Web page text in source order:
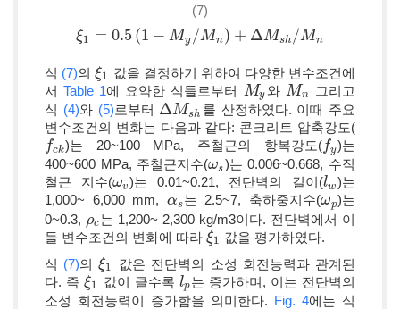
(7)
ξ1 = 0.5(1 − My /Mn ) + ΔMsh /Mn
ξ1 =0.5(1− My/Mn)+ΔMsh /Mn
식 (7)의ξ1
ξ1 값을 결정하기 위하여 다양한 변수조건에
서Table 1에 요약한 식들로부터 My
My 와 Mn
Mn
그리고
식 (4)와 (5)로부터 ΔMsh
ΔMsh
를 산정하였다. 이때 주요
변수조건의 변화는 다음과 같다: 콘크리트 압축강도(
fck
fck)는 20~100 MPa, 주철근의 항복강도(fy
fy )는
400~600 MPa, 주철근지수(ωs
ωs)는 0.006~0.668, 수직
철근 지수(ωv
ωv)는 0.01~0.21, 전단벽의 길이(lw
lw)는
1,000~ 6,000 mm, αs
αs는 2.5~7, 축하중지수(ωp
ωp)는
0~0.3, ρc
ρc는 1,200~ 2,300 kg/m3이다. 전단벽에서 이
들 변수조건의 변화에 따라 ξ1
ξ1 값을 평가하였다.
식 (7)의ξ1
ξ1
값은 전단벽의 소성 회전능력과 관계된
다. 즉ξ1
ξ1 값이 클수록 lp
lp는 증가하며, 이는 전단벽의
소성 회전능력이 증가함을 의미한다. Fig. 4에는 식